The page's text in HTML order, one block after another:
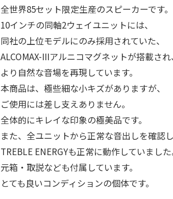
全世界85セット限定生産のスピーカーです。
10インチの同軸2ウェイユニットには、
同社の上位モデルにのみ採用されていた、
ALCOMAX-IIIアルニコマグネットが搭載され、
より自然な音場を再現しています。
本商品は、極些細な小キズがありますが、
ご使用には差し支えありません。
全体的にキレイな印象の極美品です。
また、全ユニットから正常な音出しを確認し
TREBLE ENERGYも正常に動作していました
元箱・取説なども付属しています。
とても良いコンディションの個体です。